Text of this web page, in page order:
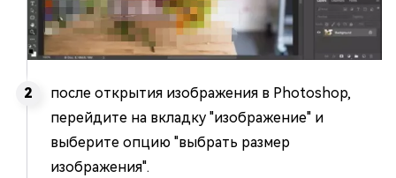
после открытия изображения в Photoshop,
перейдите на вкладку "изображение" и
выберите опцию "выбрать размер
изображения".